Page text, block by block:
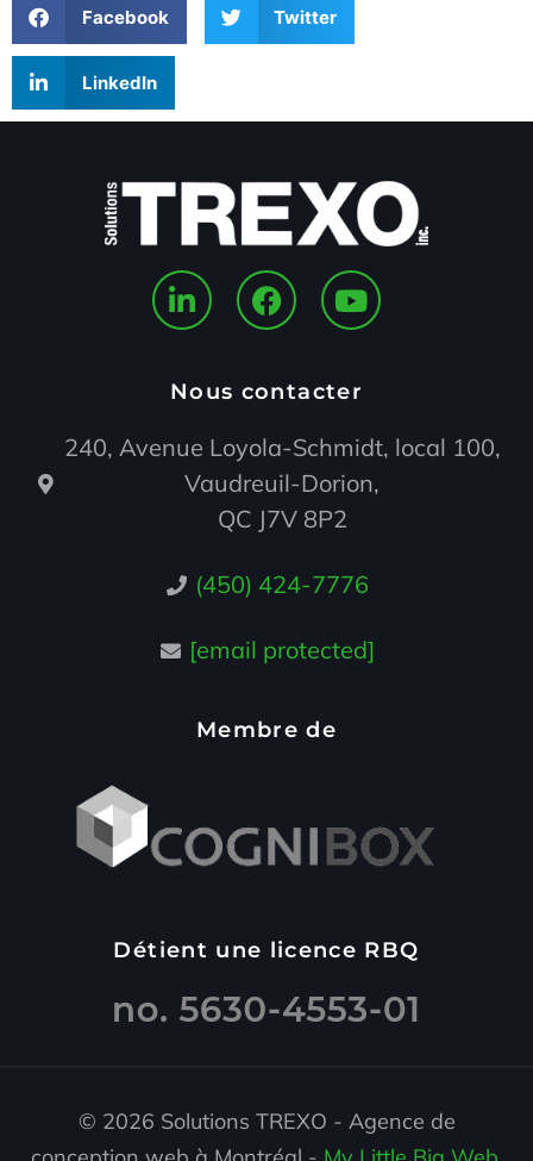
Facebook Twitter
LinkedIn
Nous contacter
240, Avenue Loyola-Schmidt, local 100,
Vaudreuil-Dorion,
QC J7V 8P2
(450) 424-7776
[email protected]
Membre de
Détient une licence RBQ
© 2026 Solutions TREXO - Agence de